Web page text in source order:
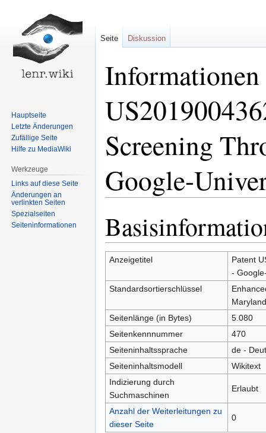
Informationen
Screening
Google-
Navigation
springen
Suche
springen
Anzeigetitel
Patent
-
Standardsortierschlüssel
Seitenlänge (in Bytes)
5.080
Seitenkennnummer
470
Seiteninhaltssprache
de -
Seiteninhaltsmodell
Wikitext
Indizierung durch
Suchmaschinen
Erlaubt
Anzahl der Weiterleitungen zu
dieser Seite
0
Seite Diskussion
Hauptseite
Letzte Änderungen
Zufällige Seite
Hilfe zu MediaWiki
Werkzeuge
Links auf diese Seite
Änderungen an
verlinkten Seiten
Spezialseiten
Seiten­informationen